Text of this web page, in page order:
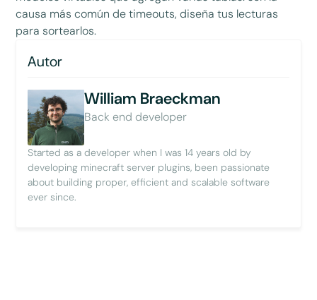
Autor
William Braeckman
Back end developer
Started as a developer when I was 14 years old by
developing minecraft server plugins, been passionate
about building proper, efficient and scalable software
ever since.
causa más común de timeouts, diseña tus lecturas
para sortearlos.